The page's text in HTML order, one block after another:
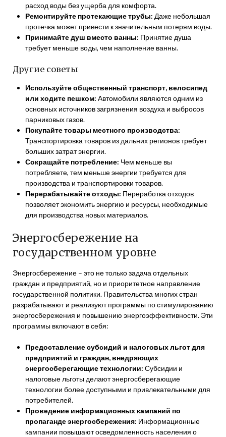
расход воды без ущерба для комфорта.
Ремонтируйте протекающие трубы: Даже небольшая
протечка может привести к значительным потерям воды.
Принимайте душ вместо ванны: Принятие душа
требует меньше воды, чем наполнение ванны.
Другие советы
Используйте общественный транспорт, велосипед
или ходите пешком: Автомобили являются одним из
основных источников загрязнения воздуха и выбросов
парниковых газов.
Покупайте товары местного производства:
Транспортировка товаров из дальних регионов требует
больших затрат энергии.
Сокращайте потребление: Чем меньше вы
потребляете, тем меньше энергии требуется для
производства и транспортировки товаров.
Перерабатывайте отходы: Переработка отходов
позволяет экономить энергию и ресурсы, необходимые
для производства новых материалов.
Энергосбережение на
государственном уровне
Энергосбережение – это не только задача отдельных
граждан и предприятий, но и приоритетное направление
государственной политики. Правительства многих стран
разрабатывают и реализуют программы по стимулированию
энергосбережения и повышению энергоэффективности. Эти
программы включают в себя:
Предоставление субсидий и налоговых льгот для
предприятий и граждан, внедряющих
энергосберегающие технологии: Субсидии и
налоговые льготы делают энергосберегающие
технологии более доступными и привлекательными для
потребителей.
Проведение информационных кампаний по
пропаганде энергосбережения: Информационные
кампании повышают осведомленность населения о